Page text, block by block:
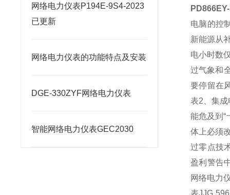
网络电力仪表P194E-9S4-2023
已更新
网络电力仪表的功能特点及安装
DGE-330ZYF网络电力仪表
智能网络电力仪表GEC2030
电脑的控
新能源从
电小时数
过气象和
要停留在
表2、集
能危及到“
体上必须
过零点技
盈利警告
网络电力
表JJG